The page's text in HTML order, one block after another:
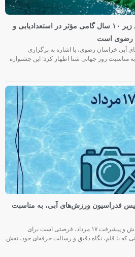
حسین گرایلی: جشنواره شنای زیر ۱۰ سال گامی مؤثر در استعدادیابی و
رضوی است
خراسان رضوی، با اشاره به برگزاری
پسران زیر ۱۰ سال به مناسبت روز جهانی شنا اظهار کرد: این جشنواره
فدراسیون ورزش‌های آبی، به مناسبت
خبرنگاران؛ راویان آب، روایتگران تلاش و پیشرفت ۱۷ مرداد، فرصتی است برای
که با قلم، نگاه دقیق و رسالت حرفه‌ای خود، نقش